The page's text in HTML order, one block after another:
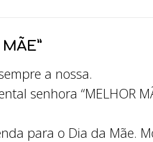
a nossa.
senhora “MELHOR
para o Dia da Mãe.